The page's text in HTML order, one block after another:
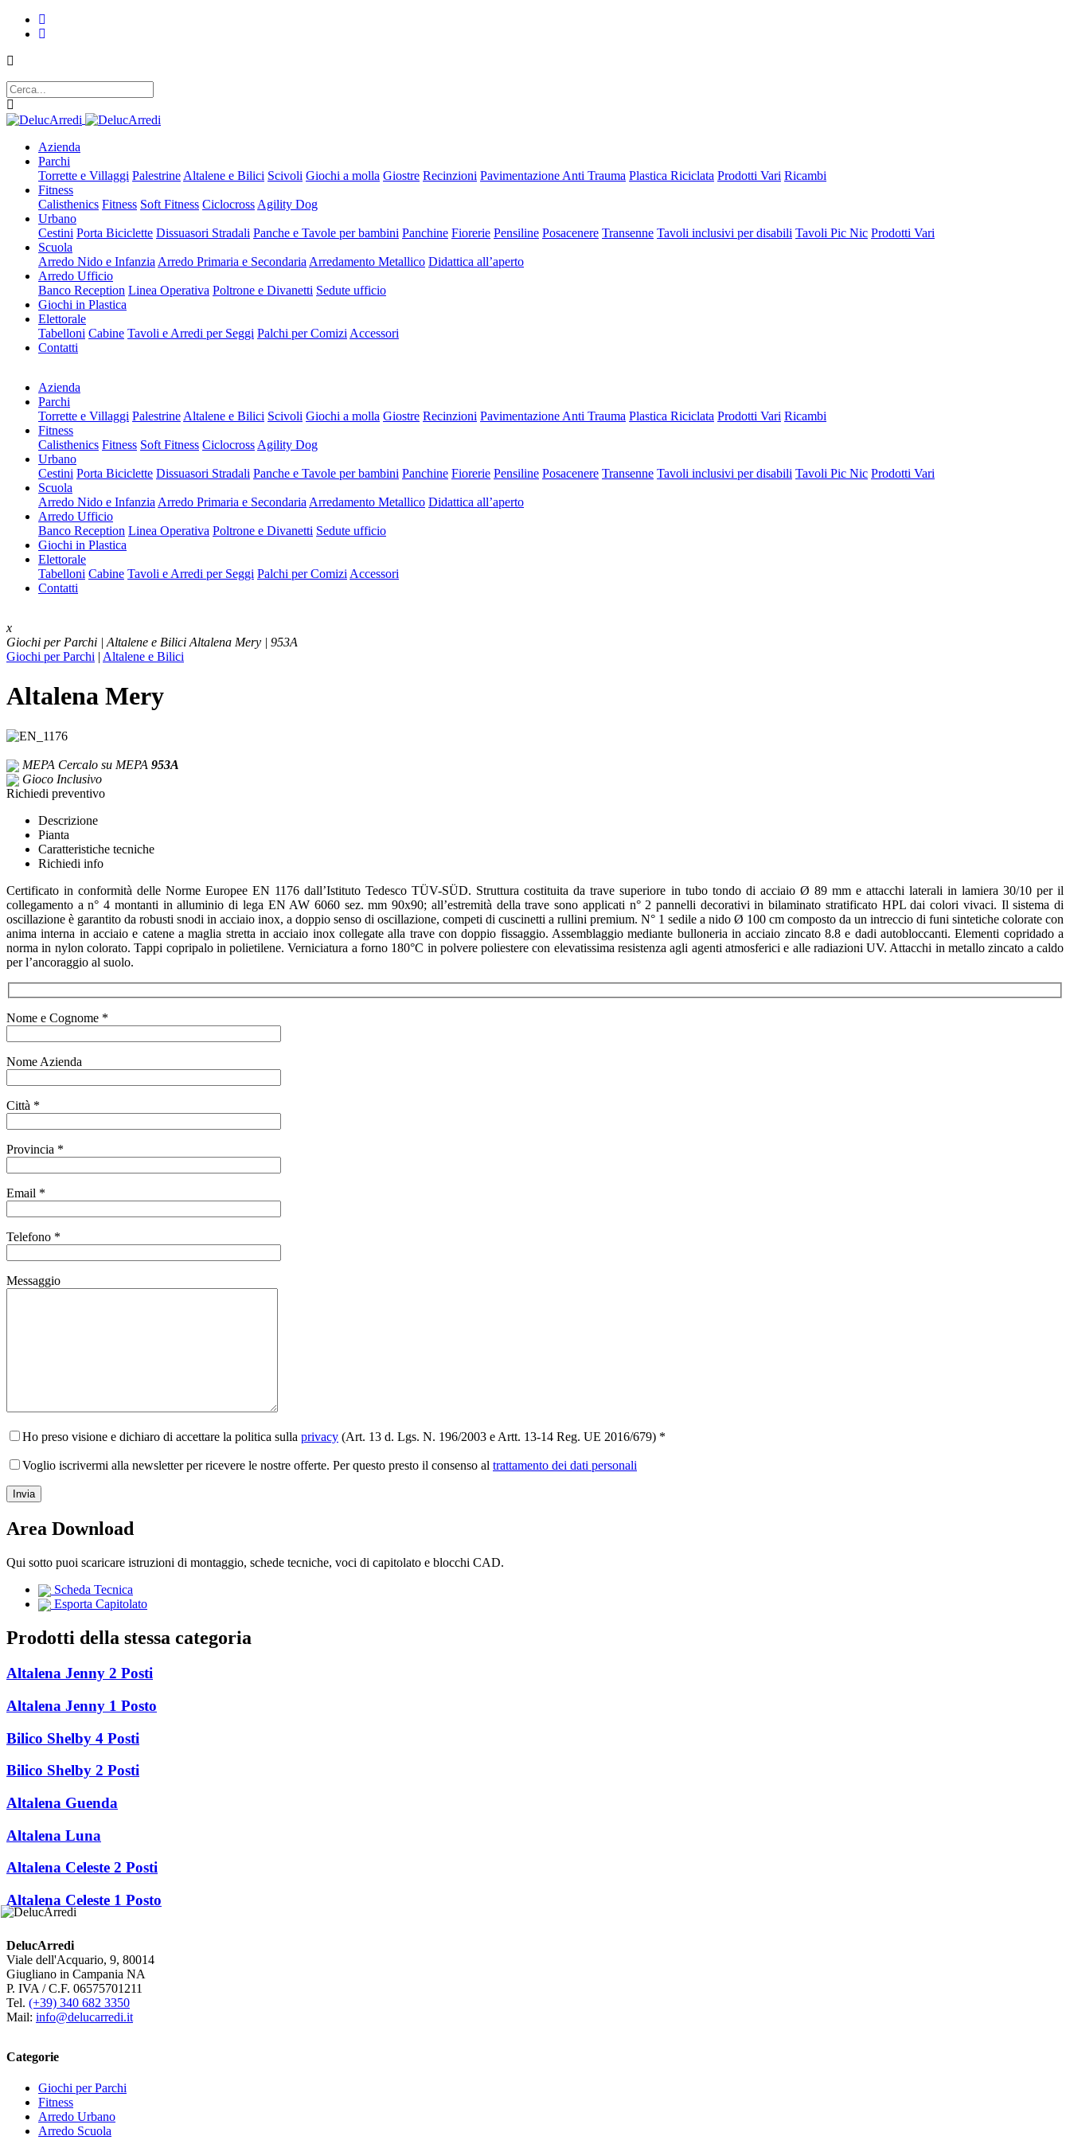
Azienda
Parchi
Torrette e Villaggi Palestrine Altalene e Bilici Scivoli Giochi a molla Giostre Recinzioni Pavimentazione Anti Trauma Plastica Riciclata Prodotti Vari Ricambi
Fitness
Calisthenics Fitness Soft Fitness Ciclocross Agility Dog
Urbano
Cestini Porta Biciclette Dissuasori Stradali Panche e Tavole per bambini Panchine Fiorerie Pensiline Posacenere Transenne Tavoli inclusivi per disabili Tavoli Pic Nic Prodotti Vari
Scuola
Arredo Nido e Infanzia Arredo Primaria e Secondaria Arredamento Metallico Didattica all’aperto
Arredo Ufficio
Banco Reception Linea Operativa Poltrone e Divanetti Sedute ufficio
Giochi in Plastica
Elettorale
Tabelloni Cabine Tavoli e Arredi per Seggi Palchi per Comizi Accessori
Contatti
Azienda
Parchi
Torrette e Villaggi Palestrine Altalene e Bilici Scivoli Giochi a molla Giostre Recinzioni Pavimentazione Anti Trauma Plastica Riciclata Prodotti Vari Ricambi
Fitness
Calisthenics Fitness Soft Fitness Ciclocross Agility Dog
Urbano
Cestini Porta Biciclette Dissuasori Stradali Panche e Tavole per bambini Panchine Fiorerie Pensiline Posacenere Transenne Tavoli inclusivi per disabili Tavoli Pic Nic Prodotti Vari
Scuola
Arredo Nido e Infanzia Arredo Primaria e Secondaria Arredamento Metallico Didattica all’aperto
Arredo Ufficio
Banco Reception Linea Operativa Poltrone e Divanetti Sedute ufficio
Giochi in Plastica
Elettorale
Tabelloni Cabine Tavoli e Arredi per Seggi Palchi per Comizi Accessori
Contatti
x
Giochi per Parchi | Altalene e Bilici Altalena Mery | 953A
Giochi per Parchi | Altalene e Bilici
Altalena Mery
MEPA Cercalo su MEPA 953A
Gioco Inclusivo
Richiedi preventivo
Descrizione
Pianta
Caratteristiche tecniche
Richiedi info
Certificato in conformità delle Norme Europee EN 1176 dall’Istituto Tedesco TÜV-SÜD. Struttura costituita da trave superiore in tubo tondo di acciaio Ø 89 mm e attacchi laterali in lamiera 30/10 per il
collegamento a n° 4 montanti in alluminio di lega EN AW 6060 sez. mm 90x90; all’estremità della trave sono applicati n° 2 pannelli decorativi in bilaminato stratificato HPL dai colori vivaci. Il sistema di
oscillazione è garantito da robusti snodi in acciaio inox, a doppio senso di oscillazione, competi di cuscinetti a rullini premium. N° 1 sedile a nido Ø 100 cm composto da un intreccio di funi sintetiche colorate con
anima interna in acciaio e catene a maglia stretta in acciaio inox collegate alla trave con doppio fissaggio. Assemblaggio mediante bulloneria in acciaio zincato 8.8 e dadi autobloccanti. Elementi copridado a
norma in nylon colorato. Tappi copripalo in polietilene. Verniciatura a forno 180°C in polvere poliestere con elevatissima resistenza agli agenti atmosferici e alle radiazioni UV. Attacchi in metallo zincato a caldo
per l’ancoraggio al suolo.
Nome e Cognome *
Nome Azienda
Città *
Provincia *
Email *
Telefono *
Messaggio
Ho preso visione e dichiaro di accettare la politica sulla privacy (Art. 13 d. Lgs. N. 196/2003 e Artt. 13-14 Reg. UE 2016/679) *
Voglio iscrivermi alla newsletter per ricevere le nostre offerte. Per questo presto il consenso al trattamento dei dati personali
Area Download
Qui sotto puoi scaricare istruzioni di montaggio, schede tecniche, voci di capitolato e blocchi CAD.
Scheda Tecnica
Esporta Capitolato
Prodotti della stessa categoria
Altalena Jenny 2 Posti
Altalena Jenny 1 Posto
Bilico Shelby 4 Posti
Bilico Shelby 2 Posti
Altalena Guenda
Altalena Luna
Altalena Celeste 2 Posti
Altalena Celeste 1 Posto
DelucArredi
Viale dell'Acquario, 9, 80014
Giugliano in Campania NA
P. IVA / C.F. 06575701211
Tel. (+39) 340 682 3350
Mail: info@delucarredi.it
Categorie
Giochi per Parchi
Fitness
Arredo Urbano
Arredo Scuola